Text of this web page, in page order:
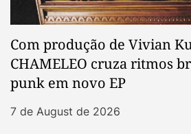
Com produção de Vivian
CHAMELEO cruza ritmos
punk em novo EP
7 de August de 2026